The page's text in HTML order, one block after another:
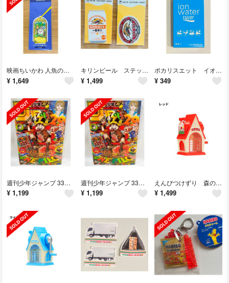
映画ちいかわ 人魚の島のひみつ ステンドグラス風しおり うさぎ
¥ 1,649
キリンビール ステッカー 2種 キリン 一番搾り ラガービール
¥ 1,499
ポカリスエット イオンウォーター パウダー 5.2g 180ml用×8本入り
¥ 349
週刊少年ジャンプ 33号 ワンピース モンキー・D・ルフィの特製プロモカード付属
¥ 1,199
週刊少年ジャンプ 33号 ワンピース モンキー・D・ルフィの特製プロモカード付属
¥ 1,199
えんぴつけずり 森の家 ミニチュアマスコット ガチャ レッド
¥ 1,499